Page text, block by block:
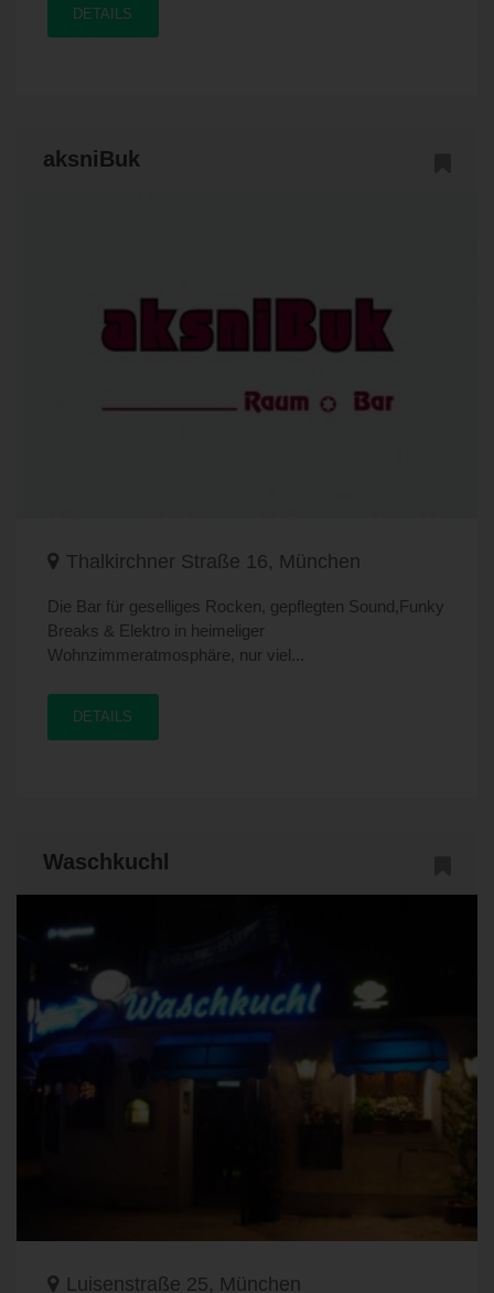
DETAILS
aksniBuk
Thalkirchner Straße 16, München
Die Bar für geselliges Rocken, gepflegten Sound,Funky
Breaks & Elektro in heimeliger
Wohnzimmeratmosphäre, nur viel...
DETAILS
Waschkuchl
Luisenstraße 25, München